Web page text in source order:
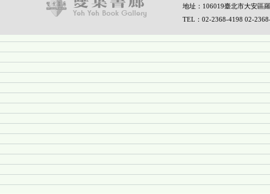
地址：106019臺北市大安區
TEL：02-2368-4198 02-